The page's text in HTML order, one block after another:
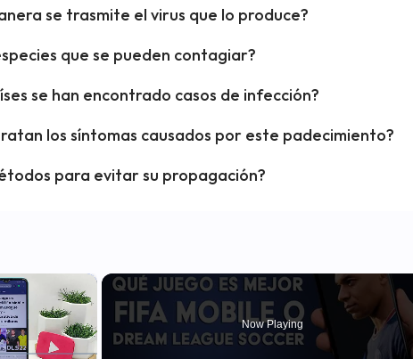
se trasmite el virus que lo produce?
que se pueden contagiar?
se han encontrado casos de infección?
los síntomas causados por este padecimiento?
para evitar su propagación?
×
Now Playing